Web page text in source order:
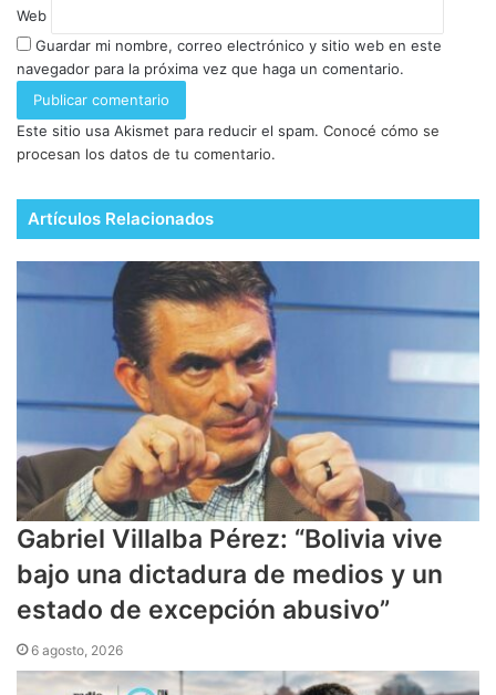
Web
Guardar mi nombre, correo electrónico y sitio web en este
navegador para la próxima vez que haga un comentario.
Este sitio usa Akismet para reducir el spam. Conocé cómo se
procesan los datos de tu comentario.
Artículos Relacionados
Gabriel Villalba Pérez: “Bolivia vive
bajo una dictadura de medios y un
estado de excepción abusivo”
6 agosto, 2026